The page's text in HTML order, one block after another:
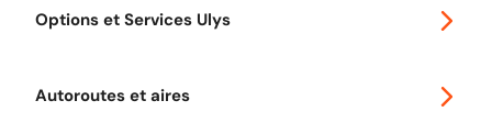
Options et Services Ulys
Autoroutes et aires